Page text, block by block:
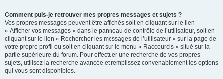
Comment puis-je retrouver mes propres messages et sujets ?
Vos propres messages peuvent être affichés soit en cliquant sur le lien
« Afficher vos messages » dans le panneau de contrôle de l’utilisateur, soit en
cliquant sur le lien « Rechercher les messages de l’utilisateur » sur la page de
votre propre profil ou soit en cliquant sur le menu « Raccourcis » situé sur la
partie supérieure du forum. Pour effectuer une recherche de vos propres
sujets, utilisez la recherche avancée et remplissez convenablement les options
qui vous sont disponibles.